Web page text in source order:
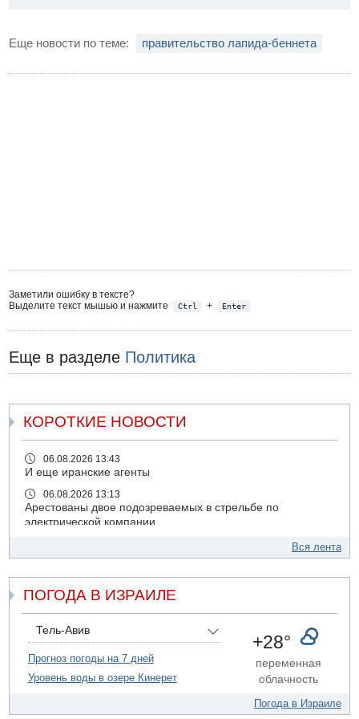
Еще новости по теме: правительство лапида-беннета
Заметили ошибку в тексте?
Выделите текст мышью и нажмите
Ctrl + Enter
Еще в разделе Политика
КОРОТКИЕ НОВОСТИ
06.08.2026 13:43
И еще иранские агенты
06.08.2026 13:13
Арестованы двое подозреваемых в стрельбе по
электрической компании
Возле Кирьят-Арбы пожар на местности
06.08.2026 12:06
США не будут давить на Израиль в вопросе Ливана
06.08.2026 11:41
Трое подростков ограбили сексшоп в Холоне
Взрыв в Северном Тель-Авиве
06.08.2026 08:11
Вся лента
ПОГОДА В ИЗРАИЛЕ
Тель-Авив
Прогноз погоды на 7 дней
Уровень воды в озере Кинерет
+28°
переменная
облачность
Погода в Израиле